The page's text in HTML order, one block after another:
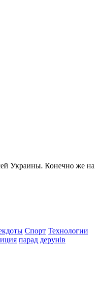
Украины. Конечно же на
Спорт Технологии
парад дерунів